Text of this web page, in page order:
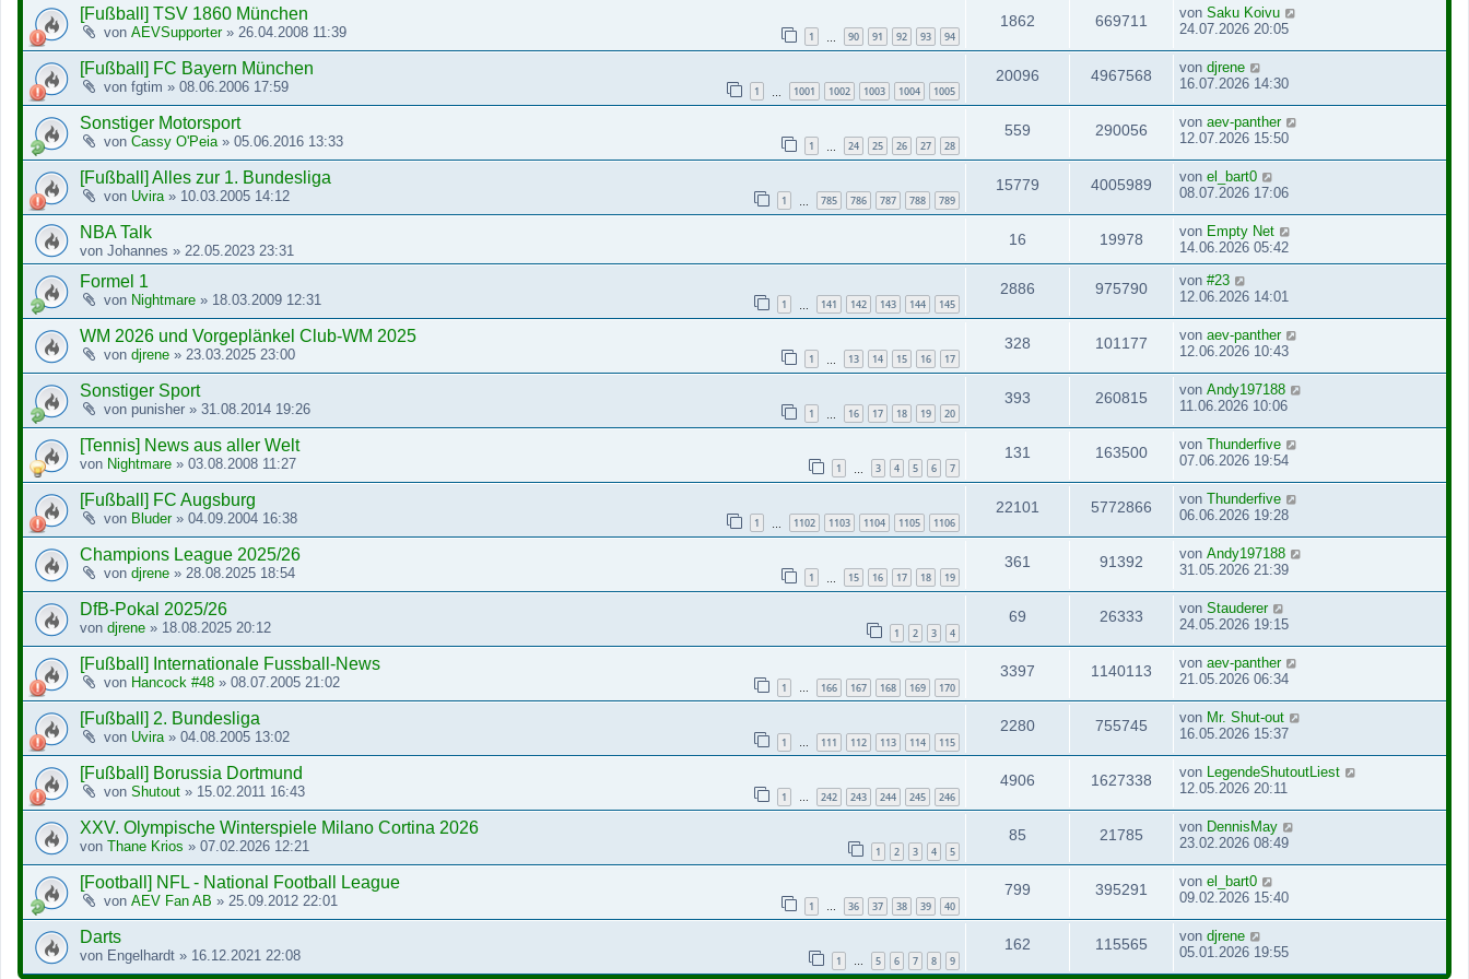
[Fußball] TSV 1860 München
von AEVSupporter» 26.04.2008 11:39 1 90 91 92 93 94
1862 669711 von Saku Koivu
24.07.2026 20:05
[Fußball] FC Bayern München
von fgtim » 08.06.2006 17:59 1 1001 1002 1003 1004 1005
20096 4967568 von djrene
16.07.2026 14:30
Sonstiger Motorsport
von Cassy O'Peia » 05.06.2016 13:33 1 24 25 26 27 28
559 290056 von aev-panther
12.07.2026 15:50
[Fußball] Alles zur 1. Bundesliga
von Uvira » 10.03.2005 14:12 1 785 786 787 788 789
15779 4005989 von el_bart0
08.07.2026 17:06
NBA Talk
von Johannes » 22.05.2023 23:31
16 19978 von Empty Net
14.06.2026 05:42
Formel 1
von Nightmare » 18.03.2009 12:31 1 141 142 143 144 145
2886 975790 von #23
12.06.2026 14:01
WM 2026 und Vorgeplänkel Club-WM 2025
von djrene » 23.03.2025 23:00 1 13 14 15 16 17
328 101177 von aev-panther
12.06.2026 10:43
Sonstiger Sport
von punisher » 31.08.2014 19:26 1 16 17 18 19 20
393 260815 von Andy197188
11.06.2026 10:06
[Tennis] News aus aller Welt
von Nightmare » 03.08.2008 11:27 1 3 4 5 6 7
131 163500 von Thunderfive
07.06.2026 19:54
[Fußball] FC Augsburg
von Bluder» 04.09.2004 16:38 1 1102 1103 1104 1105 1106
22101 5772866 von Thunderfive
06.06.2026 19:28
Champions League 2025/26
von djrene » 28.08.2025 18:54 1 15 16 17 18 19
361 91392 von Andy197188
31.05.2026 21:39
DfB-Pokal 2025/26
von djrene » 18.08.2025 20:12 1 2 3 4
69 26333 von Stauderer
24.05.2026 19:15
[Fußball] Internationale Fussball-News
von Hancock #48 » 08.07.2005 21:02 1 … 166 167 168 169 170
3397 1140113 von aev-panther
21.05.2026 06:34
[Fußball] 2. Bundesliga
von Uvira» 04.08.2005 13:02 1 … 111 112 113 114 115
2280 755745 von Mr. Shut-out
16.05.2026 15:37
[Fußball] Borussia Dortmund
von Shutout » 15.02.2011 16:43 1 … 242 243 244 245 246
4906 1627338 von LegendeShutoutLiest
12.05.2026 20:11
XXV. Olympische Winterspiele Milano Cortina 2026
von Thane Krios » 07.02.2026 12:21 1 2 3 4 5
85 21785 von DennisMay
23.02.2026 08:49
[Football] NFL - National Football League
von AEV Fan AB » 25.09.2012 22:01 1 … 36 37 38 39 40
799 395291 von el_bart0
09.02.2026 15:40
Darts
von Engelhardt » 16.12.2021 22:08 1 … 5 6 7 8 9
162 115565 von djrene
05.01.2026 19:55